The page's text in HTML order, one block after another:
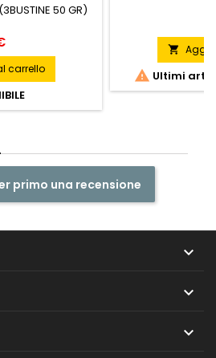
50 GR)
carrello

 Ultimi
primo una recensione


